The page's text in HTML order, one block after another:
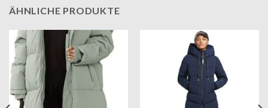
ÄHNLICHE PRODUKTE